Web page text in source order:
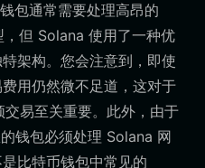
包通常需要处理高昂的
但 Solana 使用了一种优
架构。您会注意到，即使
用仍然微不足道，这对于
易至关重要。此外，由于
钱包必须处理 Solana 网
比特币钱包中常见的